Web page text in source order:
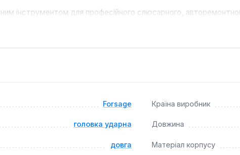
інструментом для професійного слюсарного,
Forsage Країна виробник
головка ударна Довжина
довга Матеріал корпусу